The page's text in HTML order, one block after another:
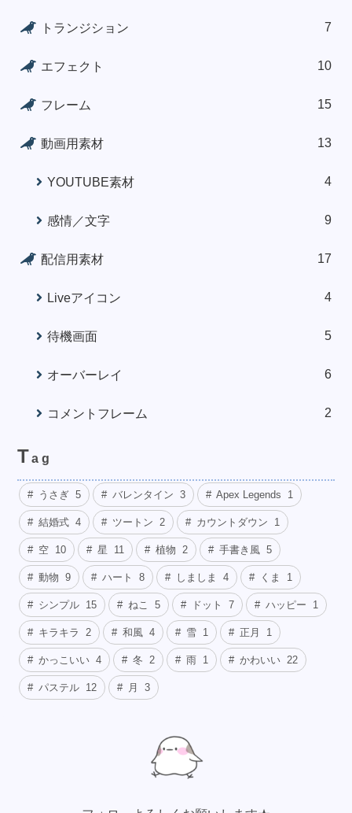
トランジション 7
エフェクト 10
フレーム 15
動画用素材 13
YOUTUBE素材 4
感情／文字 9
配信用素材 17
Liveアイコン 4
待機画面 5
オーバーレイ 6
コメントフレーム 2
Tag
うさぎ 5 バレンタイン 3 Apex Legends 1
結婚式 4 ツートン 2 カウントダウン 1
空 10 星 11 植物 2 手書き風 5
動物 9 ハート 8 しましま 4 くま 1
シンプル 15 ねこ 5 ドット 7 ハッピー 1
キラキラ 2 和風 4 雪 1 正月 1
かっこいい 4 冬 2 雨 1 かわいい 22
パステル 12 月 3